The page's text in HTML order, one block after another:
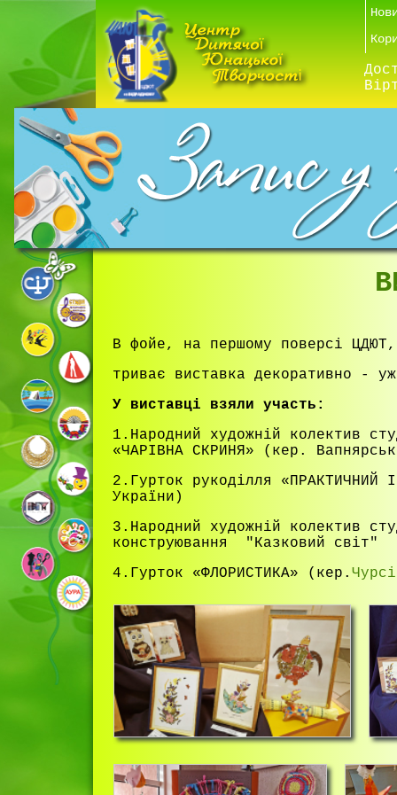
В фойе, на першому поверсі ЦДЮТ,
триває виставка декоративно -
У виставці взяли участь:
1.Народний художній колектив
«ЧАРІВНА СКРИНЯ» (кер.
2.Гурток рукоділля
України)
3.Народний художній колектив
конструювання "Казковий
4.Гурток «ФЛОРИСТИКА» (кер.